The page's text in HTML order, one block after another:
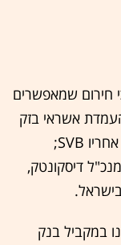
חירום שמאפשרים
אשראי בזק
לחברות הייטק כדי להיכנס לחלל שהותיר אחריו SVB;
דיסקונטק,
במקביל בנק